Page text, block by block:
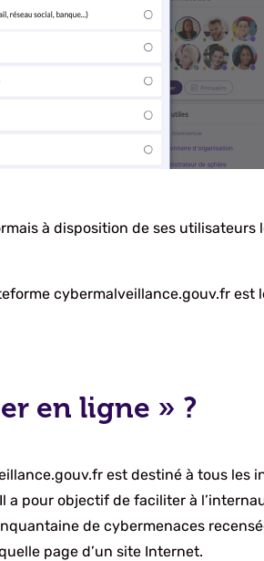
à disposition de ses utilisateurs
cybermalveillance.gouv.fr
en ligne » ?
est destiné à tous les
a pour objectif de faciliter à
de cybermenaces
page d’un site Internet.